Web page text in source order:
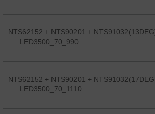
NTS62152 + NTS90201 +
LED3500_70_990
NTS62152 + NTS90201 +
LED3500_70_1110